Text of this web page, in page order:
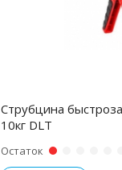
Струбцина
10кг DLT
Остаток